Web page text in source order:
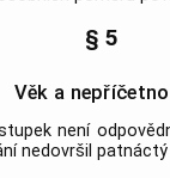
§ 5
Věk a
není
nedovršil